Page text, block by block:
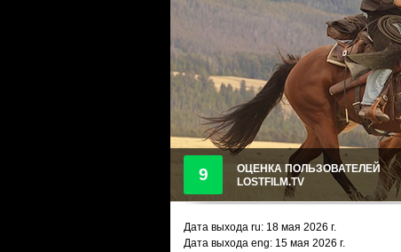
9
ОЦЕНКА ПОЛЬЗОВАТЕЛЕЙ
LOSTFILM.TV
Дата выхода ru: 18 мая 2026 г.
Дата выхода eng: 15 мая 2026 г.